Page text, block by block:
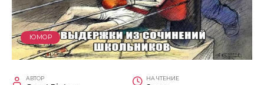
ЮМОР
АВТОР НА ЧТЕНИЕ